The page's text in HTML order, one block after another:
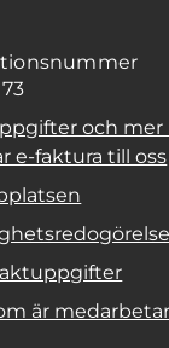
och
e-faktura till oss
är